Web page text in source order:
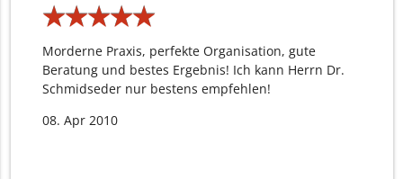
★★★★★
★★★★★
Morderne Praxis, perfekte Organisation, gute
Beratung und bestes Ergebnis! Ich kann Herrn Dr.
Schmidseder nur bestens empfehlen!
08. Apr 2010